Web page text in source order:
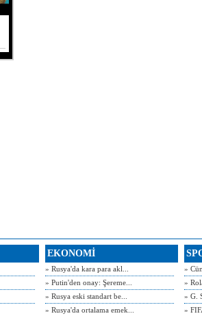
EKONOMİ
» Rusya'da kara para akl...
» Putin'den onay: Şereme...
» Rusya eski standart be...
» Rusya'da ortalama emek...
»
»
» G.
»